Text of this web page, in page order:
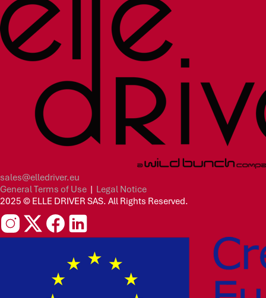
sales@elledriver.eu
General Terms of Use | Legal Notice
2025 © ELLE DRIVER SAS. All Rights Reserved.